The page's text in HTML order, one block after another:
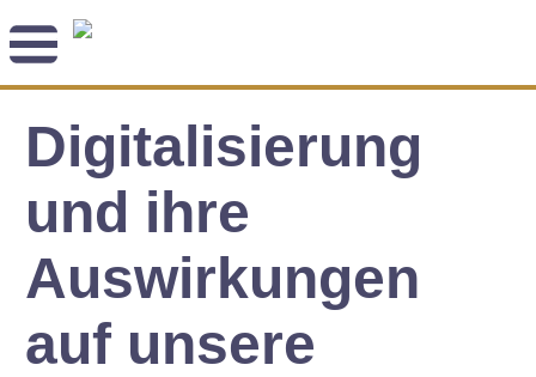
Themenblog
Angebot
Coaching-Impulse
Das Enneagramm
Arbeitsweise
Andreas Räber
Digitalisierung
und ihre
Auswirkungen
auf unsere